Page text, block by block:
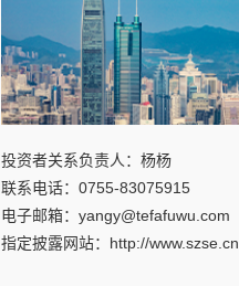
投资者关系负责人：杨杨
联系电话：0755-83075915
电子邮箱：yangy@tefafuwu.com
指定披露网站：http://www.szse.cn